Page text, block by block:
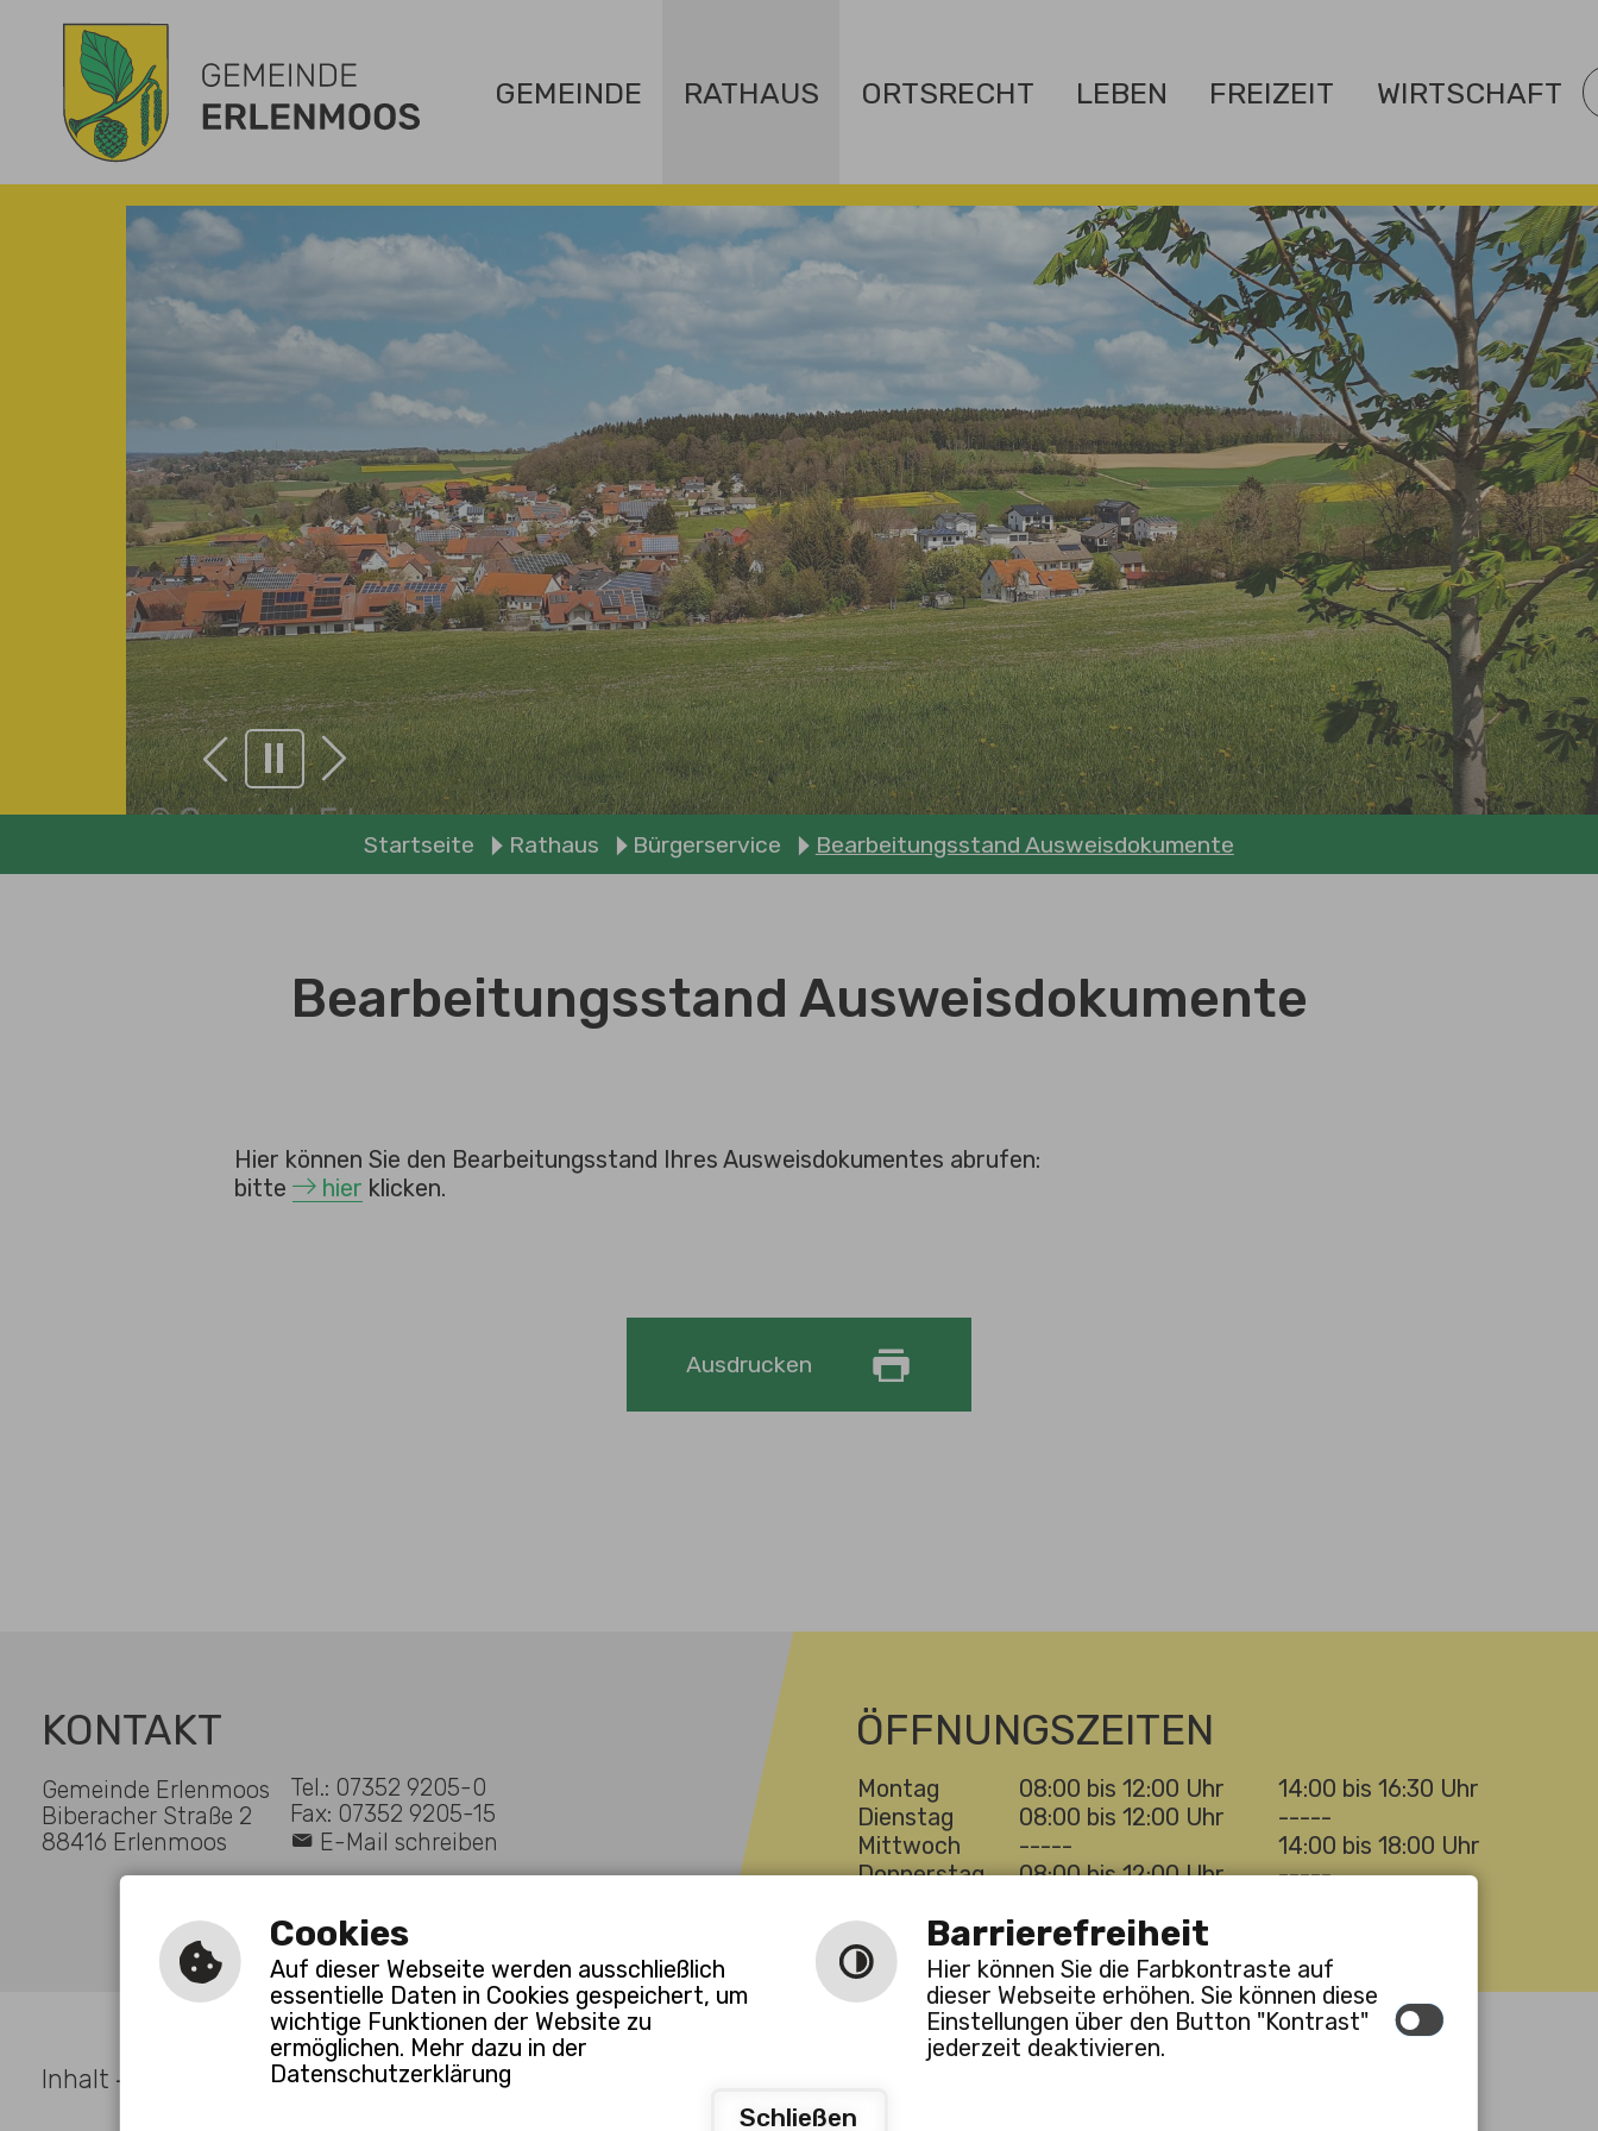
Zum Hauptinhalt springen
GEMEINDE RATHAUS ORTSRECHT LEBEN FREIZEIT WIRTSCHAFT
Zurück Weiter
Bekanntmachungen
Startseite Rathaus Bürgerservice Bearbeitungsstand Ausweisdokumente
Bearbeitungsstand Ausweisdokumente
Hier können Sie den Bearbeitungsstand Ihres Ausweisdokumentes abrufen:
bitte
hier klicken.
Ausdrucken
KONTAKT
Gemeinde Erlenmoos
Biberacher Straße 2
88416 Erlenmoos
Tel.: 07352 9205-0
Fax: 07352 9205-15
E-Mail schreiben
ÖFFNUNGSZEITEN
Montag 08:00 bis 12:00 Uhr
14:00 bis 16:30 Uhr
Dienstag
08:00 bis 12:00 Uhr
-----
Mittwoch
-----
14:00 bis 18:00 Uhr
Donnerstag
08:00 bis 12:00 Uhr
-----
Inhalt - -Datenschutzerklärung
Cookies
Auf dieser Webseite werden ausschließlich
essentielle Daten in Cookies gespeichert, um
wichtige Funktionen der Website zu
ermöglichen. Mehr dazu in der
Datenschutzerklärung
Barrierefreiheit
Hier können Sie die Farbkontraste auf
dieser Webseite erhöhen. Sie können diese
Einstellungen über den Button "Kontrast"
jederzeit deaktivieren.
Schließen